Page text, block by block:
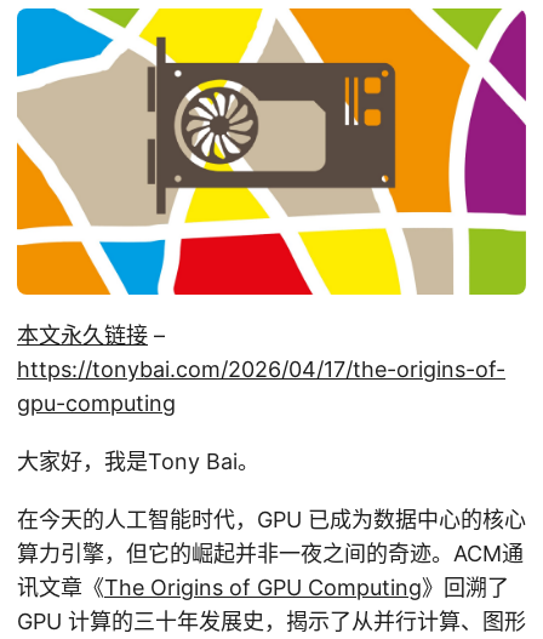
本文永久链接 –
https://tonybai.com/2026/04/17/the-origins-of-
gpu-computing
大家好，我是Tony Bai。
在今天的人工智能时代，GPU 已成为数据中心的核心
算力引擎，但它的崛起并非一夜之间的奇迹。ACM通
讯文章《The Origins of GPU Computing》回溯了
GPU 计算的三十年发展史，揭示了从并行计算、图形